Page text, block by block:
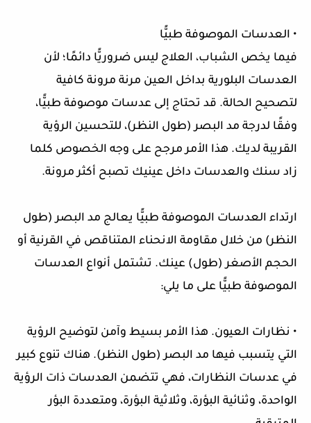
• العدسات الموصوفة طبيًّا
فيما يخص الشباب، العلاج ليس ضروريًّا دائمًا؛ لأن
العدسات البلورية بداخل العين مرنة مرونة كافية
لتصحيح الحالة. قد تحتاج إلى عدسات موصوفة طبيًّا،
وفقًا لدرجة مد البصر (طول النظر)، للتحسين الرؤية
القريبة لديك. هذا الأمر مرجح على وجه الخصوص كلما
زاد سنك والعدسات داخل عينيك تصبح أكثر مرونة.
ارتداء العدسات الموصوفة طبيًّا يعالج مد البصر (طول
النظر) من خلال مقاومة الانحناء المتناقص في القرنية أو
الحجم الأصغر (طول) عينك. تشتمل أنواع العدسات
الموصوفة طبيًّا على ما يلي:
• نظارات العيون. هذا الأمر بسيط وآمن لتوضيح الرؤية
التي يتسبب فيها مد البصر (طول النظر). هناك تنوع كبير
في عدسات النظارات، فهي تتضمن العدسات ذات الرؤية
الواحدة، وثنائية البؤرة، وثلاثية البؤرة، ومتعددة البؤر